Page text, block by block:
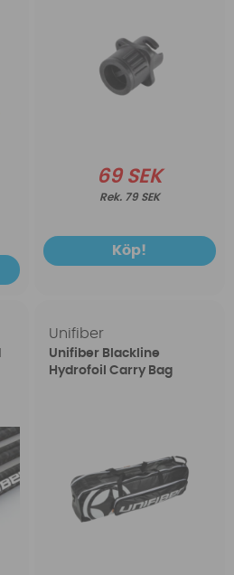
69 SEK
79 SEK
Köp!
Unifiber
Unifiber Blackline
Hydrofoil Carry Bag